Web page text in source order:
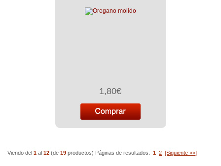
1,80€
Viendo del 1 al 12 (de 19 productos) Páginas de resultados: 1 2 [Siguiente >>]